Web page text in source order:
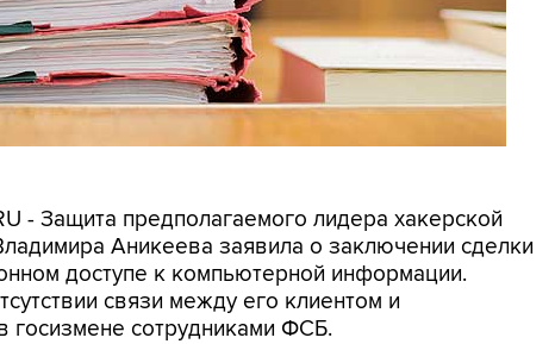
- Защита предполагаемого лидера хакерской
Аникеева заявила о заключении сделки
доступе к компьютерной информации.
связи между его клиентом и
госизмене сотрудниками ФСБ.